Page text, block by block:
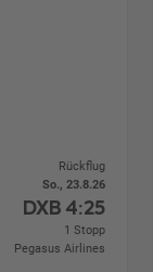
Rückflug
So., 23.8.26
DXB 4:25
1 Stopp
Pegasus Airlines